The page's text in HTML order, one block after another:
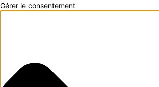
Gérer le consentement